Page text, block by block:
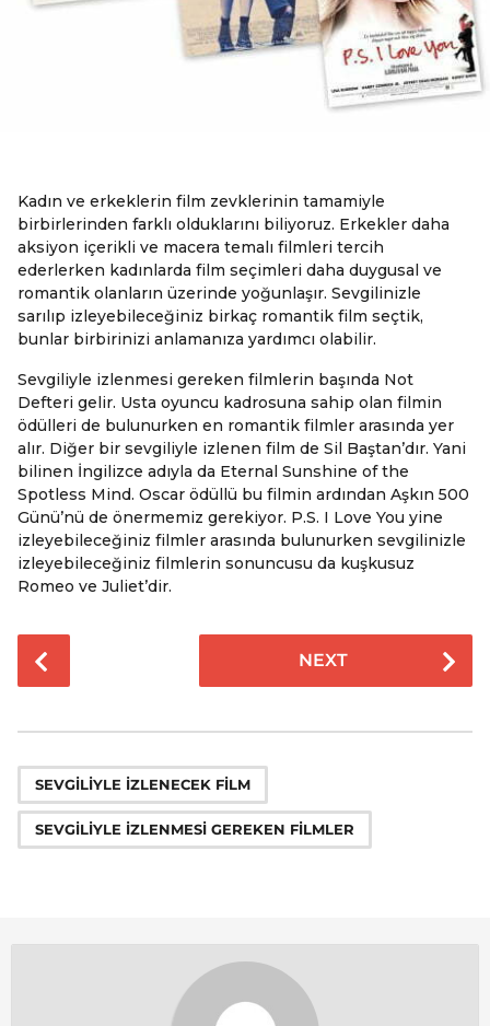
Kadın ve erkeklerin film zevklerinin tamamiyle
birbirlerinden farklı olduklarını biliyoruz. Erkekler daha
aksiyon içerikli ve macera temalı filmleri tercih
ederlerken kadınlarda film seçimleri daha duygusal ve
romantik olanların üzerinde yoğunlaşır. Sevgilinizle
sarılıp izleyebileceğiniz birkaç romantik film seçtik,
bunlar birbirinizi anlamanıza yardımcı olabilir.
Sevgiliyle izlenmesi gereken filmlerin başında Not
Defteri gelir. Usta oyuncu kadrosuna sahip olan filmin
ödülleri de bulunurken en romantik filmler arasında yer
alır. Diğer bir sevgiliyle izlenen film de Sil Baştan’dır. Yani
bilinen İngilizce adıyla da Eternal Sunshine of the
Spotless Mind. Oscar ödüllü bu filmin ardından Aşkın 500
Günü’nü de önermemiz gerekiyor. P.S. I Love You yine
izleyebileceğiniz filmler arasında bulunurken sevgilinizle
izleyebileceğiniz filmlerin sonuncusu da kuşkusuz
Romeo ve Juliet’dir.
o
t
P
g
i
NEXT
SEVGILIYLE IZLENECEK FILM
SEVGILIYLE IZLENMESI GEREKEN FILMLER